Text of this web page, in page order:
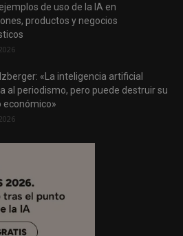
de uso de la IA en
productos y negocios
«La inteligencia artificial
al periodismo, pero puede destruir su
económico»